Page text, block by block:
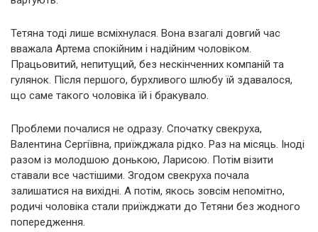
Тетяна тоді лише всміхнулася. Вона взагалі довгий час
вважала Артема спокійним і надійним чоловіком.
Працьовитий, непитущий, без нескінченних компаній та
гулянок. Після першого, бурхливого шлюбу їй здавалося,
що саме такого чоловіка їй і бракувало.
Проблеми почалися не одразу. Спочатку свекруха,
Валентина Сергіївна, приїжджала рідко. Раз на місяць. Іноді
разом із молодшою донькою, Ларисою. Потім візити
ставали все частішими. Згодом свекруха почала
залишатися на вихідні. А потім, якось зовсім непомітно,
родичі чоловіка стали приїжджати до Тетяни без жодного
попередження.